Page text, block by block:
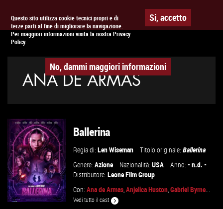
Questo sito utilizza cookie tecnici propri e di
terze parti al fine di migliorare la navigazione.
Per maggiori informazioni visita la nostra Privacy
Policy.
Si, accetto
No, dammi maggiori informazioni
APPUNTAMENTO AL CINEMA
ANA DE ARMAS
Ballerina
Regia di:Len Wiseman Titolo originale:Ballerina
Genere:Azione Nazionalità:USA Anno:- n.d. -
Distributore:Leone Film Group
Con:Ana de Armas,Anjelica Huston,Gabriel Byrne...
Vedi tutto il cast